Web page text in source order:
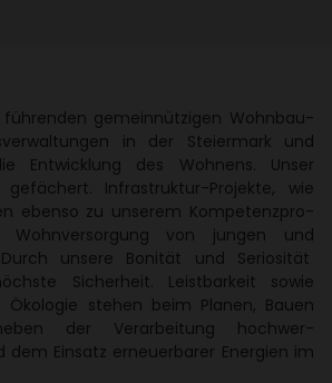
gemein­nüt­zigen Wohn­bau­
in der Stei­er­mark und
Entwick­lung des Wohnens. Unser
Infra­struktur-Projekte, wie
ebenso zu unserem Kompe­tenz­pro­
von jungen und
unsere Bonität und Serio­sität
Sicher­heit. Leist­bar­keit sowie
Ökologie stehen beim Planen, Bauen
der Verar­bei­tung hoch­wer­
Einsatz erneu­er­barer Ener­gien im